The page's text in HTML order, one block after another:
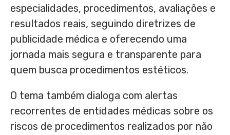
especialidades, procedimentos, avaliações e
resultados reais, seguindo diretrizes de
publicidade médica e oferecendo uma
jornada mais segura e transparente para
quem busca procedimentos estéticos.
O tema também dialoga com alertas
recorrentes de entidades médicas sobre os
riscos de procedimentos realizados por não